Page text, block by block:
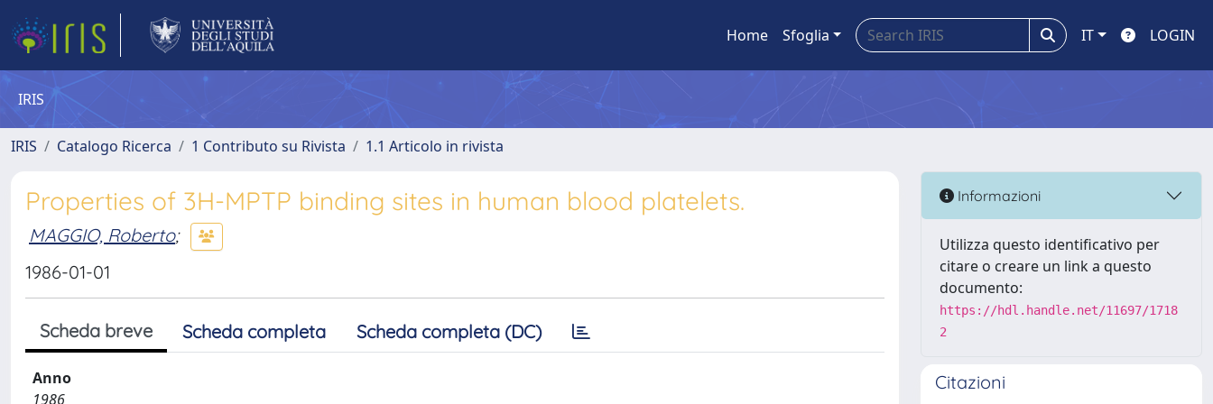
Home Sfoglia IT LOGIN
IRIS
IRIS Catalogo Ricerca 1 Contributo su Rivista 1.1 Articolo in rivista
Properties of 3H-MPTP binding sites in human blood platelets.
MAGGIO, Roberto;
1986-01-01
Scheda breve Scheda completa Scheda completa (DC)
Anno
1986
Informazioni
Utilizza questo identificativo per
citare o creare un link a questo
documento:
https://hdl.handle.net/11697/1718
2
Citazioni